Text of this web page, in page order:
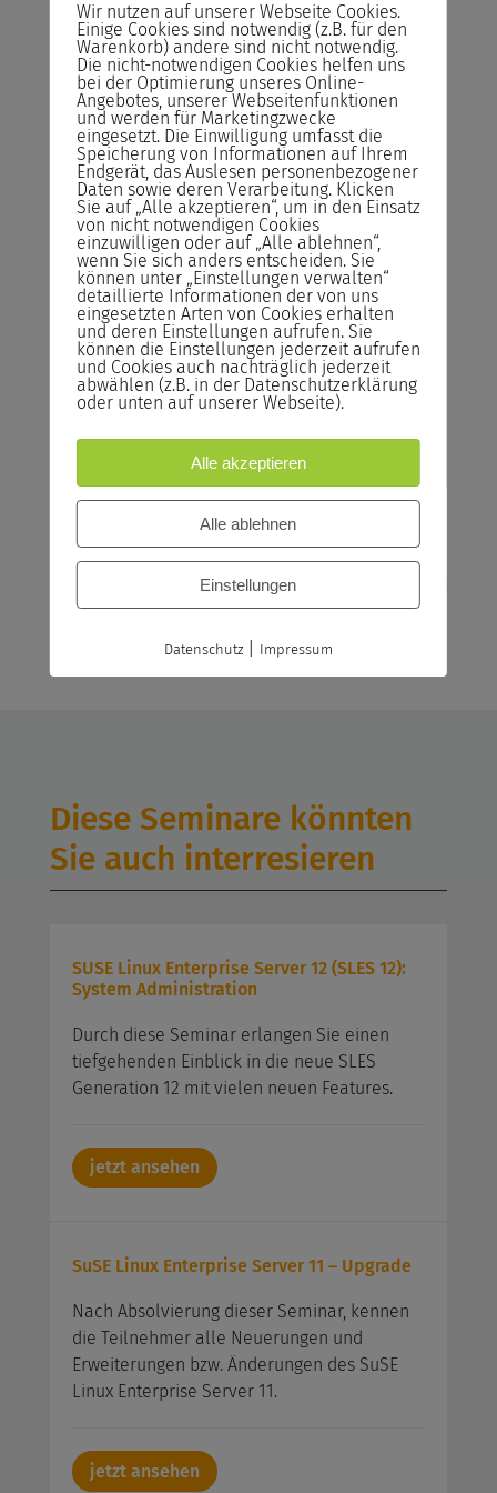
Abrechnung
Sie zahlen das Seminar erst nach der
Durchführung und nicht im Voraus!
Rücktrittsrecht
Sie können kostenlos bis zum Vortrag des
Seminars von der Buchung zurücktreten.
Reservieren statt Buchen!
Reservieren Sie Ihren Seminarplatz –
Buchen Sie das Seminar erst ein Tag vor
Seminarstart.
Bildungsgutschein
Bildungsscheck NRW, Bildungsprämie
Jetzt anfragen
Diese Seminare könnten
Sie auch interresieren
SUSE Linux Enterprise Server 12 (SLES 12):
System Administration
Durch diese Seminar erlangen Sie einen
tiefgehenden Einblick in die neue SLES
Generation 12 mit vielen neuen Features.
jetzt ansehen
SuSE Linux Enterprise Server 11 – Upgrade
Nach Absolvierung dieser Seminar, kennen
die Teilnehmer alle Neuerungen und
Erweiterungen bzw. Änderungen des SuSE
Linux Enterprise Server 11.
jetzt ansehen
Wir nutzen auf unserer Webseite Cookies.
Einige Cookies sind notwendig (z.B. für den
Warenkorb) andere sind nicht notwendig.
Die nicht-notwendigen Cookies helfen uns
bei der Optimierung unseres Online-
Angebotes, unserer Webseitenfunktionen
und werden für Marketingzwecke
eingesetzt. Die Einwilligung umfasst die
Speicherung von Informationen auf Ihrem
Endgerät, das Auslesen personenbezogener
Daten sowie deren Verarbeitung. Klicken
Sie auf „Alle akzeptieren“, um in den Einsatz
von nicht notwendigen Cookies
einzuwilligen oder auf „Alle ablehnen“,
wenn Sie sich anders entscheiden. Sie
können unter „Einstellungen verwalten“
detaillierte Informationen der von uns
eingesetzten Arten von Cookies erhalten
und deren Einstellungen aufrufen. Sie
können die Einstellungen jederzeit aufrufen
und Cookies auch nachträglich jederzeit
abwählen (z.B. in der Datenschutzerklärung
oder unten auf unserer Webseite).
Alle akzeptieren
Alle ablehnen
Einstellungen
Datenschutz| Impressum